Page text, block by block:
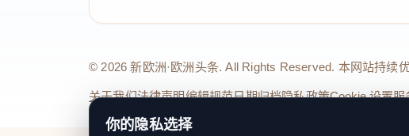
© 2026 新欧洲·欧洲头条. All Rights Reserved. 本网站持续
关于我们法律声明编辑规范日期归档隐私政策Cookie 设置服
你的隐私选择